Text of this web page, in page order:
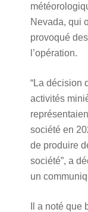
Nevada, qui
provoqué
l’opération.
“La décision
activités
société en
de produire
société”, a
un
Il a noté